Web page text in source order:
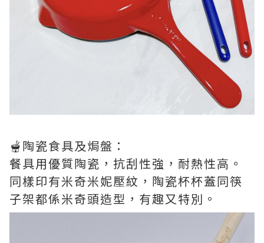
🫕陶瓷食具及焗盤：
餐具用優質陶瓷，抗刮性強，耐熱性高。
同樣印有米奇米妮壓紋，陶瓷杯杯蓋同筷
子架都係米奇頭造型，有趣又特別。